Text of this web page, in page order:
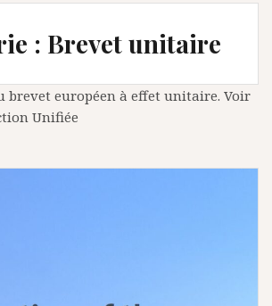
: Brevet unitaire
brevet européen à effet unitaire. Voir
Unifiée